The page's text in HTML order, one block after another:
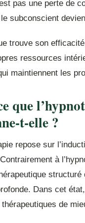
pas une perte de
subconscient
trouve son
ressources
maintiennent les
que
t-elle ?
repose sur
à
Dans cet
de